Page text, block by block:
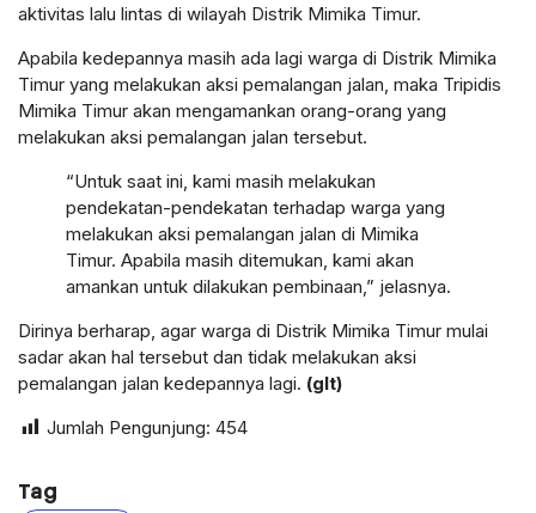
aktivitas lalu lintas di wilayah Distrik Mimika Timur.
Apabila kedepannya masih ada lagi warga di Distrik Mimika
Timur yang melakukan aksi pemalangan jalan, maka Tripidis
Mimika Timur akan mengamankan orang-orang yang
melakukan aksi pemalangan jalan tersebut.
“Untuk saat ini, kami masih melakukan
pendekatan-pendekatan terhadap warga yang
melakukan aksi pemalangan jalan di Mimika
Timur. Apabila masih ditemukan, kami akan
amankan untuk dilakukan pembinaan,” jelasnya.
Dirinya berharap, agar warga di Distrik Mimika Timur mulai
sadar akan hal tersebut dan tidak melakukan aksi
pemalangan jalan kedepannya lagi. (glt)
Jumlah Pengunjung: 454
Tag